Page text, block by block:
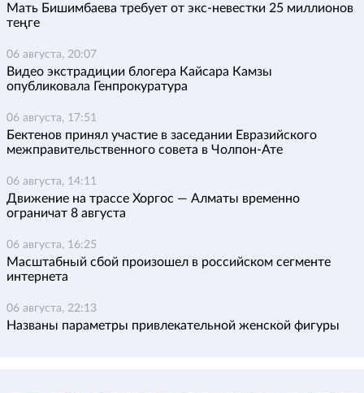
Мать Бишимбаева требует от экс-невестки 25 миллионов
теңге
06 августа, 20:07
Видео экстрадиции блогера Кайсара Камзы
опубликовала Генпрокуратура
06 августа, 17:51
Бектенов принял участие в заседании Евразийского
межправительственного совета в Чолпон-Ате
06 августа, 14:11
Движение на трассе Хоргос — Алматы временно
ограничат 8 августа
06 августа, 16:25
Масштабный сбой произошел в российском сегменте
интернета
06 августа, 22:13
Названы параметры привлекательной женской фигуры